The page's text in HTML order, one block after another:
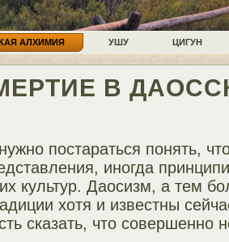
АЛХИМИЯ УШУ ЦИГУН
В
постараться понять,
иногда
культур. Даосизм, а тем
хотя и известны
сказать, что совершенно